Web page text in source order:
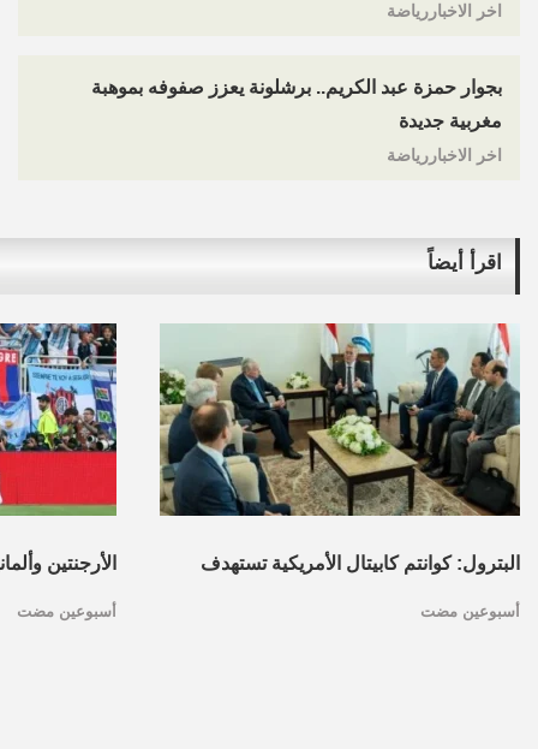
اخر الاخباررياضة
بجوار حمزة عبد الكريم.. برشلونة يعزز صفوفه بموهبة
مغربية جديدة
اخر الاخباررياضة
اقرأ أيضاً
البترول: كوانتم كابيتال الأمريكية تستهدف
أسبوعين مضت
الأرجنتين
أسبوعين مضت